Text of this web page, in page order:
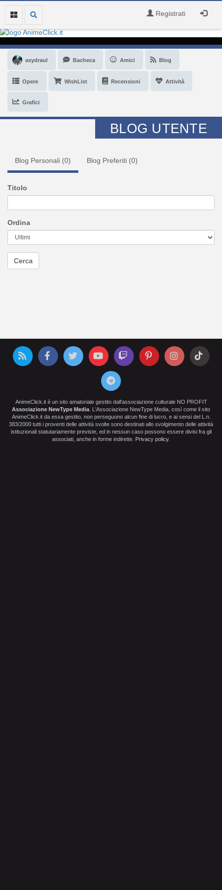
Registrati
axydraul Bacheca Amici Blog
Opere WishList Recensioni Attività
Grafici
BLOG UTENTE
Blog Personali (0) Blog Preferiti (0)
Titolo
Ordina
AnimeClick.it è un sito amatoriale gestito dall'associazione culturale NO PROFIT
Associazione NewType Media . L'Associazione NewType Media, così come il sito
AnimeClick.it da essa gestito, non perseguono alcun fine di lucro, e ai sensi del L.n.
383/2000 tutti i proventi delle attività svolte sono destinati allo svolgimento delle attività
istituzionali statutariamente previste, ed in nessun caso possono essere divisi fra gli
associati, anche in forme indirette.
Privacy policy.